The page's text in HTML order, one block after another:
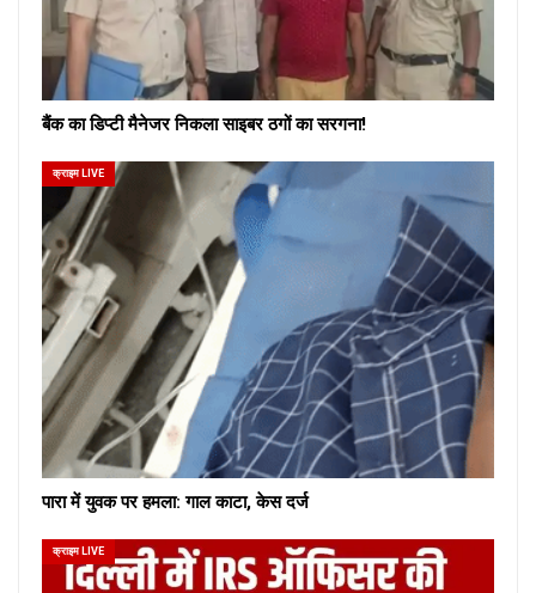
बैंक का डिप्टी मैनेजर निकला साइबर ठगों का सरगना!
क्राइम LIVE
पारा में युवक पर हमला: गाल काटा, केस दर्ज
क्राइम LIVE